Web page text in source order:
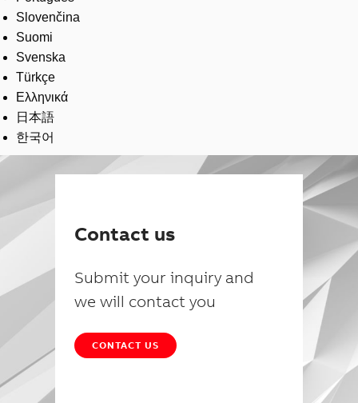
Slovenčina
Suomi
Svenska
Türkçe
Ελληνικά
日本語
한국어
Contact us
Submit your inquiry and
we will contact you
CONTACT US